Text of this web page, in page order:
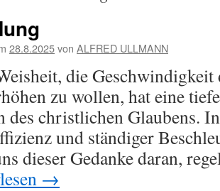
28.8.2025von ALFRED ULLMANN
die Geschwindigkeit
zu wollen, hat eine
des christlichen Glaubens.
und ständiger
dieser Gedanke daran,
→